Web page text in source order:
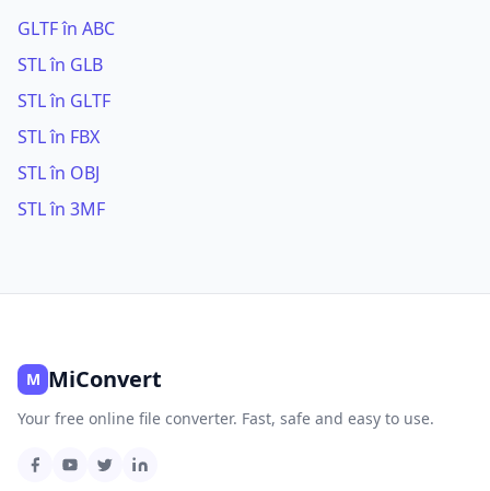
GLTF în ABC
STL în GLB
STL în GLTF
STL în FBX
STL în OBJ
STL în 3MF
M MiConvert
Your free online file converter. Fast, safe and easy to use.